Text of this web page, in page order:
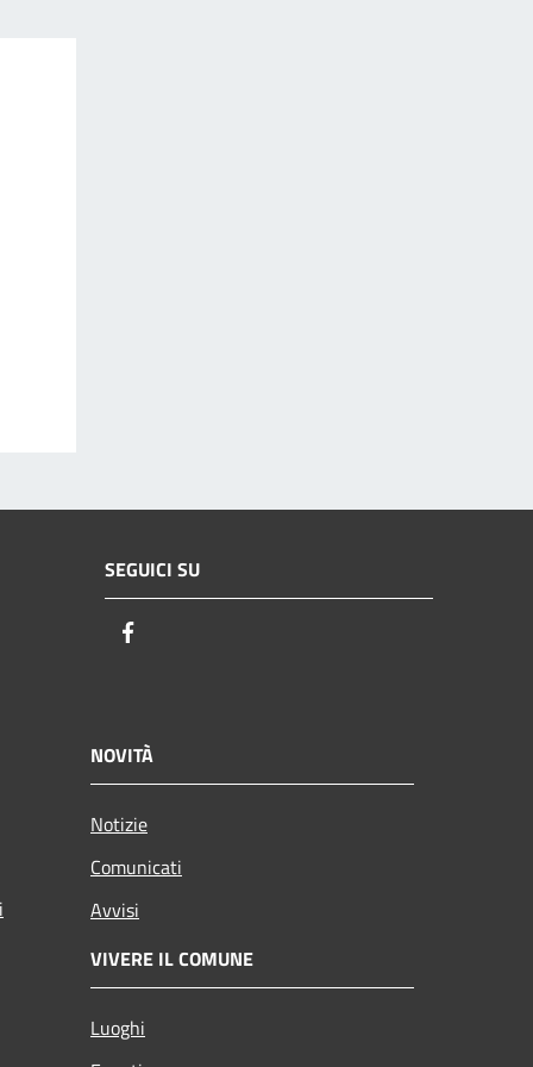
SEGUICI SU
NOVITÀ
Notizie
Comunicati
Avvisi
VIVERE IL COMUNE
Luoghi